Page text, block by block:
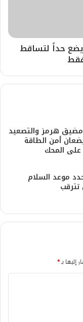
حداً لتساقط
هرمز والتصعيد
أمن الطاقة
على المحك
موعد السلام
إليها بـ*